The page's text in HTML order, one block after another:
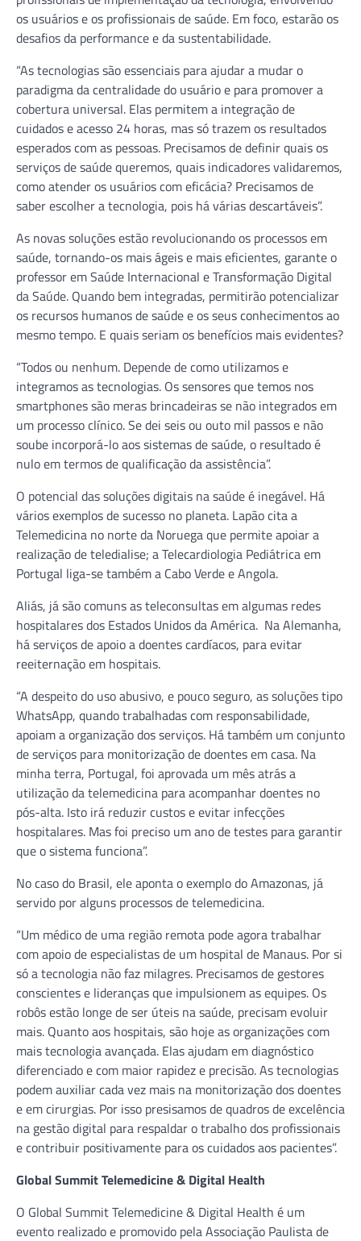
os usuários e os profissionais de saúde. Em foco, estarão os
desafios da performance e da sustentabilidade.
“As tecnologias são essenciais para ajudar a mudar o
paradigma da centralidade do usuário e para promover a
cobertura universal. Elas permitem a integração de
cuidados e acesso 24 horas, mas só trazem os resultados
esperados com as pessoas. Precisamos de definir quais os
serviços de saúde queremos, quais indicadores validaremos,
como atender os usuários com eficácia? Precisamos de
saber escolher a tecnologia, pois há várias descartáveis”.
As novas soluções estão revolucionando os processos em
saúde, tornando-os mais ágeis e mais eficientes, garante o
professor em Saúde Internacional e Transformação Digital
da Saúde. Quando bem integradas, permitirão potencializar
os recursos humanos de saúde e os seus conhecimentos ao
mesmo tempo. E quais seriam os benefícios mais evidentes?
“Todos ou nenhum. Depende de como utilizamos e
integramos as tecnologias. Os sensores que temos nos
smartphones são meras brincadeiras se não integrados em
um processo clínico. Se dei seis ou outo mil passos e não
soube incorporá-lo aos sistemas de saúde, o resultado é
nulo em termos de qualificação da assistência”.
O potencial das soluções digitais na saúde é inegável. Há
vários exemplos de sucesso no planeta. Lapão cita a
Telemedicina no norte da Noruega que permite apoiar a
realização de teledialise; a Telecardiologia Pediátrica em
Portugal liga-se também a Cabo Verde e Angola.
Aliás, já são comuns as teleconsultas em algumas redes
hospitalares dos Estados Unidos da América. Na Alemanha,
há serviços de apoio a doentes cardíacos, para evitar
reeiternação em hospitais.
“A despeito do uso abusivo, e pouco seguro, as soluções tipo
WhatsApp, quando trabalhadas com responsabilidade,
apoiam a organização dos serviços. Há também um conjunto
de serviços para monitorização de doentes em casa. Na
minha terra, Portugal, foi aprovada um mês atrás a
utilização da telemedicina para acompanhar doentes no
pós-alta. Isto irá reduzir custos e evitar infecções
hospitalares. Mas foi preciso um ano de testes para garantir
que o sistema funciona”.
No caso do Brasil, ele aponta o exemplo do Amazonas, já
servido por alguns processos de telemedicina.
“Um médico de uma região remota pode agora trabalhar
com apoio de especialistas de um hospital de Manaus. Por si
só a tecnologia não faz milagres. Precisamos de gestores
conscientes e lideranças que impulsionem as equipes. Os
robôs estão longe de ser úteis na saúde, precisam evoluir
mais. Quanto aos hospitais, são hoje as organizações com
mais tecnologia avançada. Elas ajudam em diagnóstico
diferenciado e com maior rapidez e precisão. As tecnologias
podem auxiliar cada vez mais na monitorização dos doentes
e em cirurgias. Por isso presisamos de quadros de excelência
na gestão digital para respaldar o trabalho dos profissionais
e contribuir positivamente para os cuidados aos pacientes”.
Global Summit Telemedicine & Digital Health
O Global Summit Telemedicine & Digital Health é um
evento realizado e promovido pela Associação Paulista de